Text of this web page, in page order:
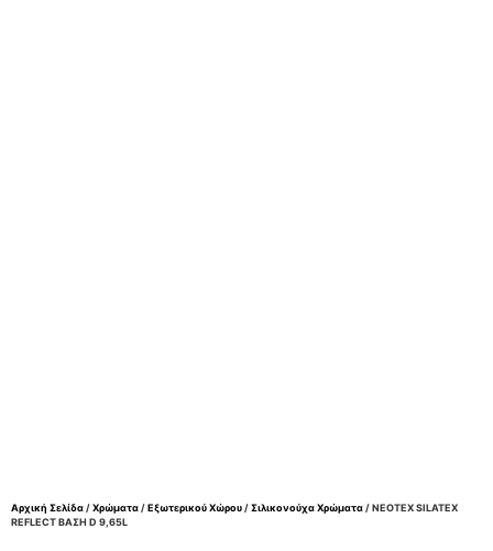
Αρχική Σελίδα/Χρώματα/Εξωτερικού Χώρου/Σιλικονούχα Χρώματα/ NEOTEX SILATEX
REFLECT ΒΑΣΗ D 9,65L